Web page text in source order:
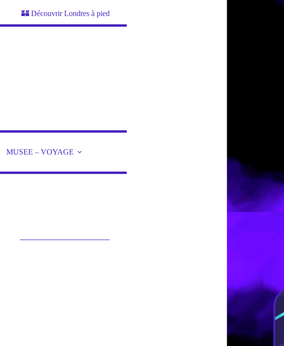
🏰 Découvrir Londres à pied
MUSEE – VOYAGE